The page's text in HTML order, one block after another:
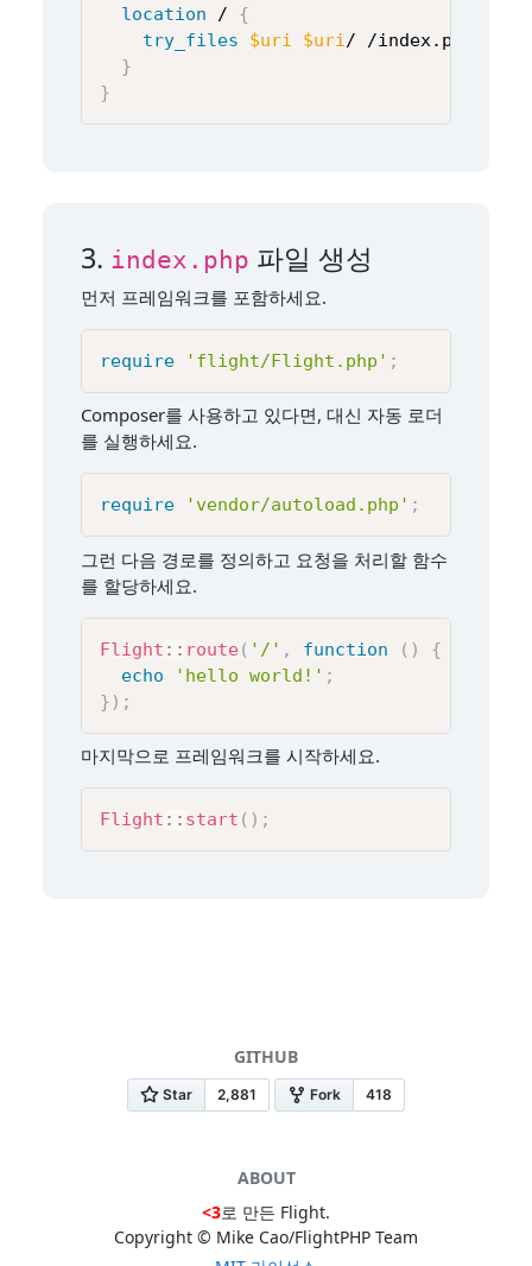
location /
{
try_files
$uri $uri/ /index.php
}
}
3. index.php 파일 생성
먼저 프레임워크를 포함하세요.
require 'flight/Flight.php' ;
Composer를 사용하고 있다면, 대신 자동 로더
를 실행하세요.
require 'vendor/autoload.php' ;
그런 다음 경로를 정의하고 요청을 처리할 함수
를 할당하세요.
Flight :: route( '/' , function ( )
{
echo
'hello world!' ;
} ) ;
마지막으로 프레임워크를 시작하세요.
Flight :: start ( ) ;
GITHUB
ABOUT
<3로 만든 Flight.
Copyright © Mike Cao/FlightPHP Team